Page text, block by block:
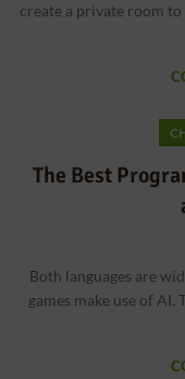
create a private room
The Best
Both languages are
games make use of AI.